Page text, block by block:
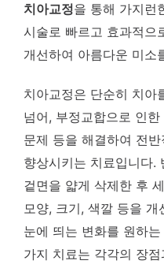
치아교정을 통해 가지런
시술로 빠르고 효과적으
개선하여 아름다운 미소
치아교정은 단순히 치아
넘어, 부정교합으로 인
문제 등을 해결하여 전
향상시키는 치료입니다.
겉면을 얇게 삭제한 후
모양, 크기, 색깔 등을 개
눈에 띄는 변화를 원하
가지 치료는 각각의 장